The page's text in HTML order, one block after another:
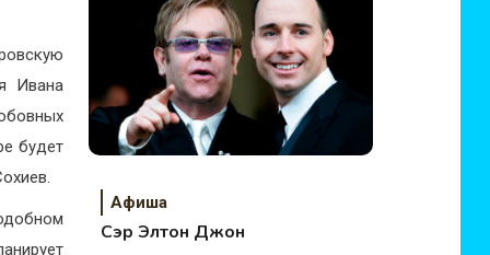
Ивана
будет
Афиша
Сэр Элтон Джон